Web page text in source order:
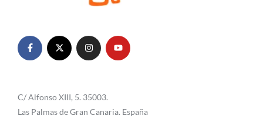
C/ Alfonso XIII, 5. 35003.
Las Palmas de Gran Canaria. España